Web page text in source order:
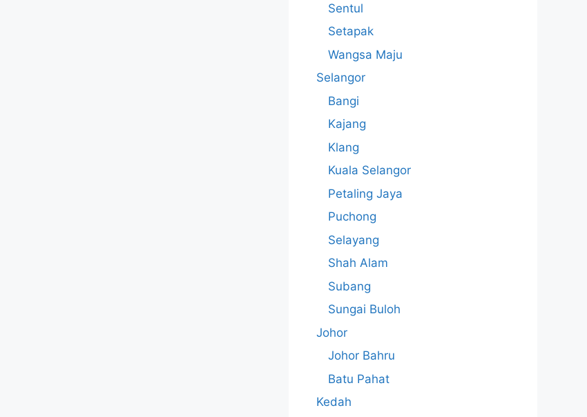
Sentul
Setapak
Wangsa Maju
Selangor
Bangi
Kajang
Klang
Kuala Selangor
Petaling Jaya
Puchong
Selayang
Shah Alam
Subang
Sungai Buloh
Johor
Johor Bahru
Batu Pahat
Kedah